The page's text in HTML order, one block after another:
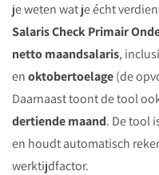
je weten wat je écht
Salaris Check Primair
netto maandsalaris,
enoktobertoelage(de
Daarnaast toont de tool
dertiende maand. De tool
en houdt automatisch
werktijdfactor.